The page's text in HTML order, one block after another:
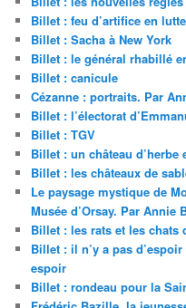
Billet : feu d’artifice en
Billet : Sacha à New York
Billet : le général rhabillé
Billet : canicule
Cézanne : portraits. Par
Billet : l’électorat
Billet : TGV
Billet : un château d’herbe
Billet : les châteaux de
Le paysage mystique de
Musée d’Orsay. Par Annie
Billet : les rats et les chats
Billet : il n’y a pas
espoir
Billet : rondeau pour la